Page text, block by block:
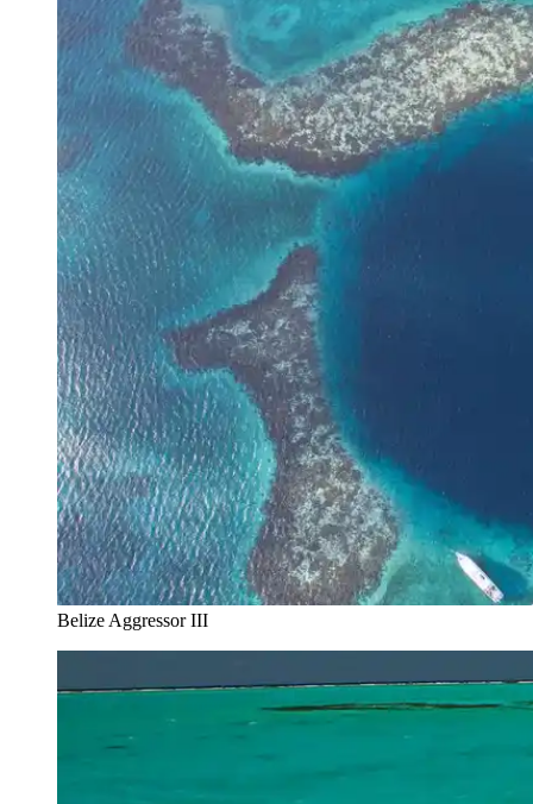
Belize Aggressor III